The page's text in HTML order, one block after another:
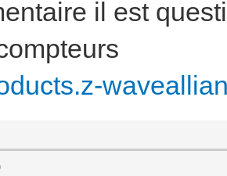
il est